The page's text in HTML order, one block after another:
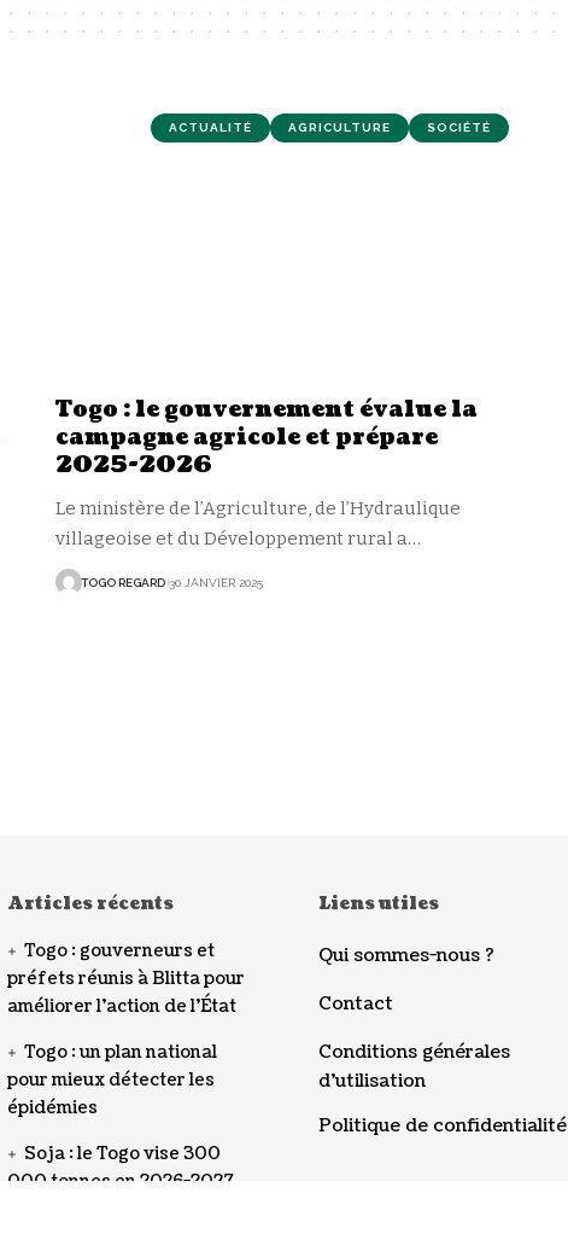
ACTUALITÉ AGRICULTURE SOCIÉTÉ
Togo : le gouvernement évalue la
campagne agricole et prépare
2025-2026
Le ministère de l’Agriculture, de l’Hydraulique
villageoise et du Développement rural a…
TOGO REGARD 30 JANVIER 2025
Articles récents
Togo : gouverneurs et
préfets réunis à Blitta pour
améliorer l’action de l’État
Togo : un plan national
pour mieux détecter les
épidémies
Soja : le Togo vise 300
000 tonnes en 2026-2027
Liens utiles
Qui sommes-nous ?
Contact
Conditions générales
d’utilisation
Politique de confidentialité